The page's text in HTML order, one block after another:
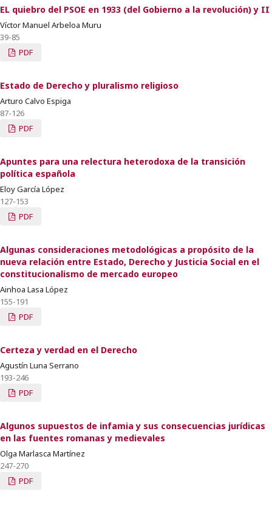
EL quiebro del PSOE en 1933 (del Gobierno a la revolución) y II
Víctor Manuel Arbeloa Muru
39-85
PDF
Estado de Derecho y pluralismo religioso
Arturo Calvo Espiga
87-126
PDF
Apuntes para una relectura heterodoxa de la transición
política española
Eloy García López
127-153
PDF
Algunas consideraciones metodológicas a propósito de la
nueva relación entre Estado, Derecho y Justicia Social en el
constitucionalismo de mercado europeo
Ainhoa Lasa López
155-191
PDF
Certeza y verdad en el Derecho
Agustín Luna Serrano
193-246
PDF
Algunos supuestos de infamia y sus consecuencias jurídicas
en las fuentes romanas y medievales
Olga Marlasca Martínez
247-270
PDF